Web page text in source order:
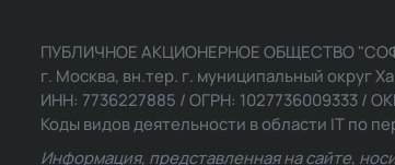
ПУБЛИЧНОЕ АКЦИОНЕРНОЕ ОБЩЕСТВО
г. Москва, вн.тер. г. муниципальный округ
ИНН: 7736227885 / ОГРН: 1027736009333 /
Коды видов деятельности в области IT по
Информация, представленная на сайте,